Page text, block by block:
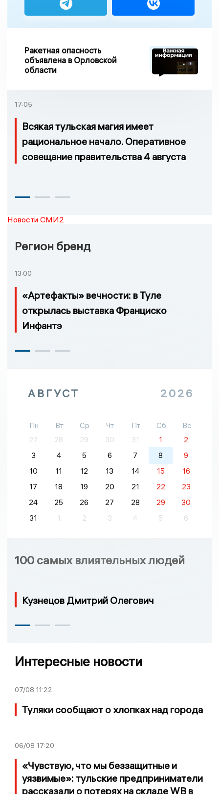
Ракетная опасность
объявлена в Орловской
области
17:05
Всякая тульская магия имеет
рациональное начало. Оперативное
совещание правительства 4 августа
Новости СМИ2
Регион бренд
13:00
«Артефакты» вечности: в Туле
открылась выставка Франциско
Инфантэ
АВГУСТ 2026
Пн Вт Ср Чт Пт Сб
Вс
27
28 29 30 31 1
2
3
4 5 6 7 8
9
10
11 12 13 14 15
16
17
18 19 20 21 22
23
24
25 26 27 28 29
30
31
1 2 3 4 5 6
100 самых влиятельных людей
Кузнецов Дмитрий Олегович
Интересные новости
07/08 11:22
Туляки сообщают о хлопках над города
06/08 17:20
«Чувствую, что мы беззащитные и
уязвимые»: тульские предприниматели
рассказали о потерях на складе WB в